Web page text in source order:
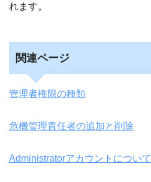
れます。
関連ページ
管理者権限の種類
危機管理責任者の追加と削除
Administratorアカウントについて